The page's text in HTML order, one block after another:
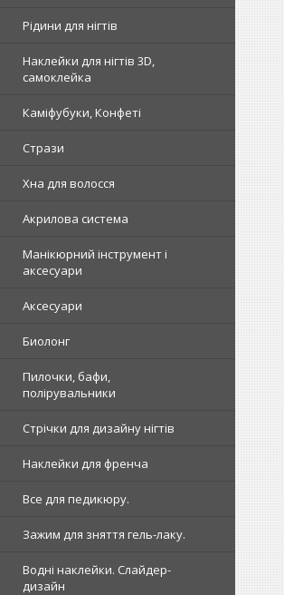
Рідини для нігтів
Наклейки для нігтів 3D,
самоклейка
Каміфубуки, Конфеті
Стрази
Хна для волосся
Акрилова система
Манікюрний інструмент і
аксесуари
Аксесуари
Биолонг
Пилочки, бафи,
полірувальники
Стрічки для дизайну нігтів
Наклейки для френча
Все для педикюру.
Зажим для зняття гель-лаку.
Водні наклейки. Слайдер-
дизайн